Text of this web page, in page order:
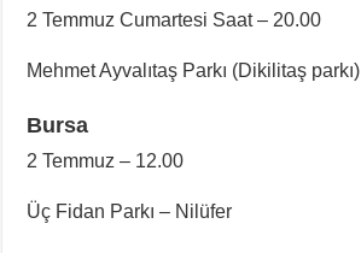
2 Temmuz Cumartesi Saat – 20.00
Mehmet Ayvalıtaş Parkı (Dikilitaş parkı)
Bursa
2 Temmuz – 12.00
Üç Fidan Parkı – Nilüfer